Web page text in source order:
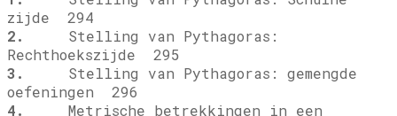
zijde 294
2.
Stelling van Pythagoras:
Rechthoekszijde 295
3.
Stelling van Pythagoras: gemengde
oefeningen 296
4.
Metrische betrekkingen in een